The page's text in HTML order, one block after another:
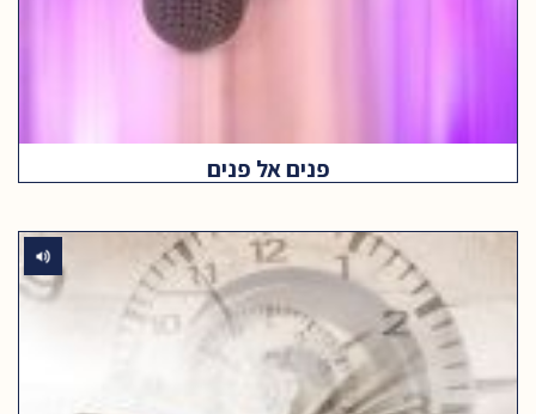
פנים אל פנים